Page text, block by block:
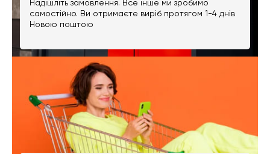
Надішліть замовлення. Все інше ми зробимо
самостійно. Ви отримаєте виріб протягом 1-4 днів
Новою поштою